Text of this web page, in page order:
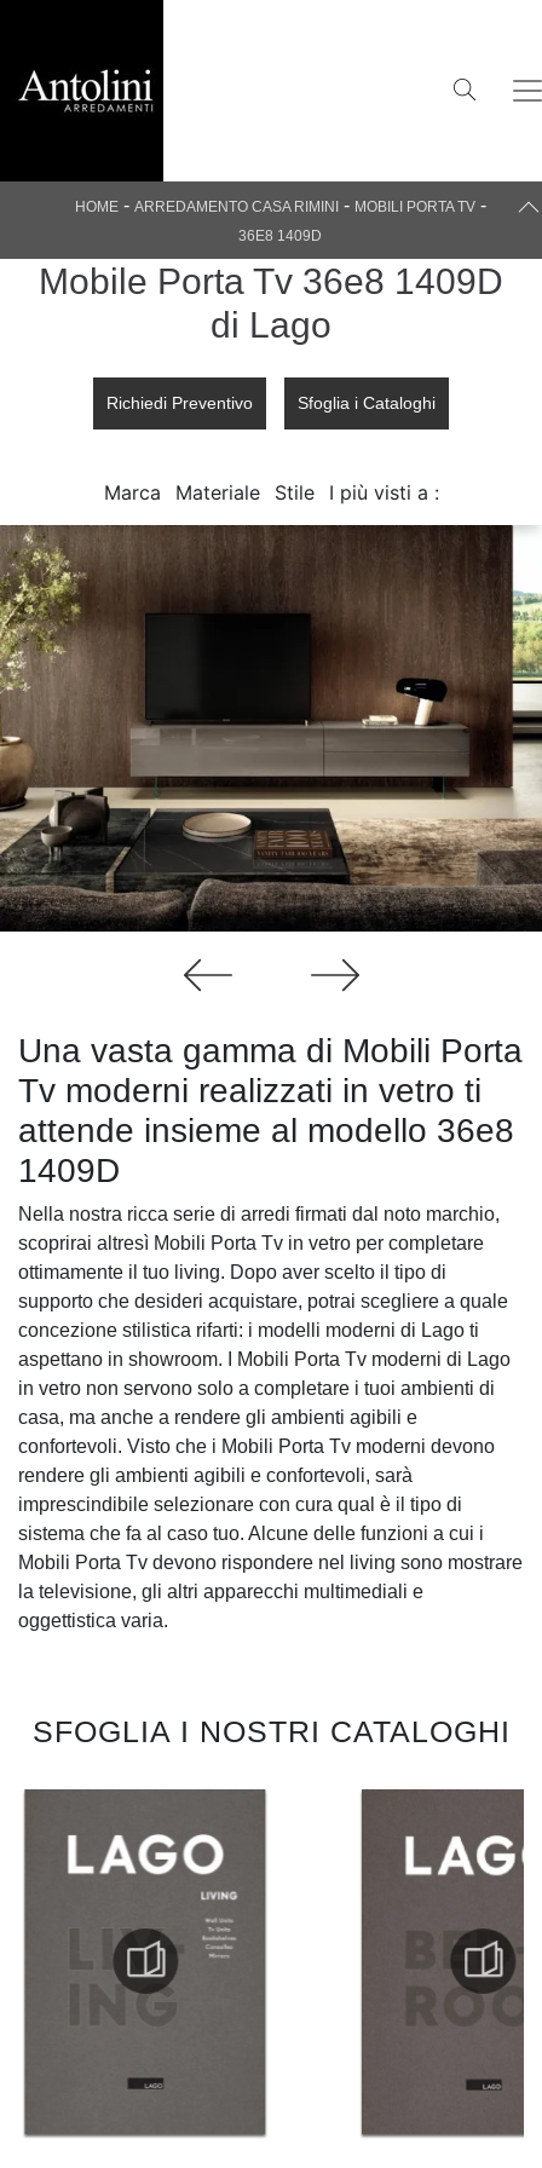
HOME- ARREDAMENTO CASA RIMINI - MOBILI PORTA TV -
36E8 1409D
Mobile Porta Tv 36e8 1409D
di Lago
Richiedi Preventivo Sfoglia i Cataloghi
Marca Materiale Stile I più visti a :
Una vasta gamma di Mobili Porta
Tv moderni realizzati in vetro ti
attende insieme al modello 36e8
1409D
Nella nostra ricca serie di arredi firmati dal noto marchio,
scoprirai altresì Mobili Porta Tv in vetro per completare
ottimamente il tuo living. Dopo aver scelto il tipo di
supporto che desideri acquistare, potrai scegliere a quale
concezione stilistica rifarti: i modelli moderni di Lago ti
aspettano in showroom. I Mobili Porta Tv moderni di Lago
in vetro non servono solo a completare i tuoi ambienti di
casa, ma anche a rendere gli ambienti agibili e
confortevoli. Visto che i Mobili Porta Tv moderni devono
rendere gli ambienti agibili e confortevoli, sarà
imprescindibile selezionare con cura qual è il tipo di
sistema che fa al caso tuo. Alcune delle funzioni a cui i
Mobili Porta Tv devono rispondere nel living sono mostrare
la televisione, gli altri apparecchi multimediali e
oggettistica varia.
SFOGLIA I NOSTRI CATALOGHI